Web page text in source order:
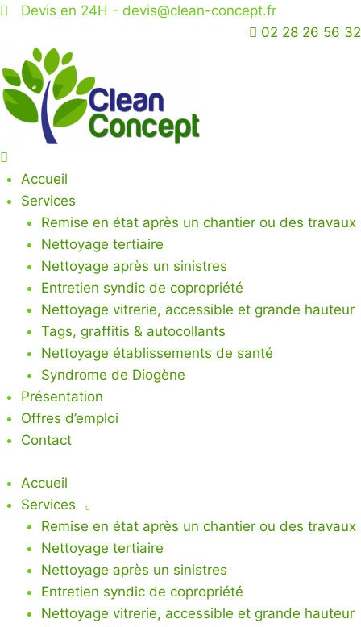
Skip
content
Devis en 24H -devis@clean-concept.fr
02 28 26 56 32
Accueil
Services
Remise en état après un chantier ou des travaux
Nettoyage tertiaire
Nettoyage après un sinistres
Entretien syndic de copropriété
Nettoyage vitrerie, accessible et grande hauteur
Tags, graffitis & autocollants
Nettoyage établissements de santé
Syndrome de Diogène
Présentation
Offres d’emploi
Contact
Accueil
Services
Remise en état après un chantier ou des travaux
Nettoyage tertiaire
Nettoyage après un sinistres
Entretien syndic de copropriété
Nettoyage vitrerie, accessible et grande hauteur